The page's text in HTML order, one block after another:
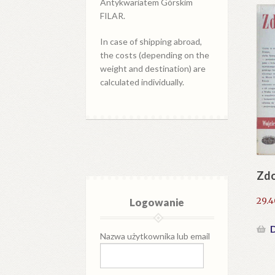
Antykwariatem Górskim
FILAR.
In case of shipping abroad,
the costs (depending on the
weight and destination) are
calculated individually.
Logowanie
Nazwa użytkownika lub email